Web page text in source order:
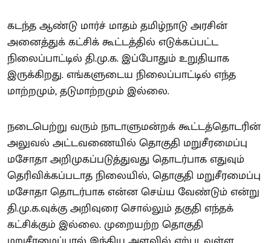
கடந்த ஆண்டு மார்ச் மாதம் தமிழ்நாடு அரசின்
அனைத்துக் கட்சிக் கூட்டத்தில் எடுக்கப்பட்ட
நிலைப்பாட்டில் தி.மு.க. இப்போதும் உறுதியாக
இருக்கிறது. எங்களுடைய நிலைப்பாட்டில் எந்த
மாற்றமும், தடுமாற்றமும் இல்லை.
நடைபெற்று வரும் நாடாளுமன்றக் கூட்டத்தொடரின்
அலுவல் அட்டவணையில் தொகுதி மறுசீரமைப்பு
மசோதா அறிமுகப்படுத்துவது தொடர்பாக எதுவும்
தெரிவிக்கப்படாத நிலையில், தொகுதி மறுசீரமைப்பு
மசோதா தொடர்பாக என்ன செய்ய வேண்டும் என்று
தி.மு.க.வுக்கு அறிவுரை சொல்லும் தகுதி எந்தக்
கட்சிக்கும் இல்லை. முறையற்ற தொகுதி